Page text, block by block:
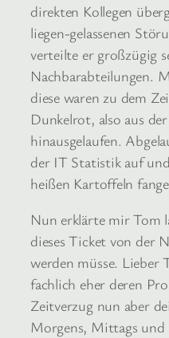
direkten Kollegen
liegen-gelassenen
verteilte er großzügig
Nachbarabteilungen.
diese waren zu dem
Dunkelrot, also aus
hinausgelaufen.
der IT Statistik auf
heißen Kartoffeln
Nun erklärte mir Tom
dieses Ticket von der
werden müsse. Lieber
fachlich eher deren
Zeitverzug nun aber
Morgens, Mittags und